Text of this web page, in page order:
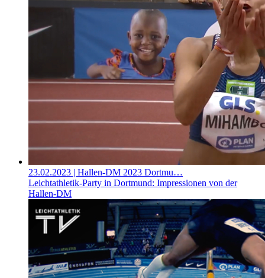
23.02.2023 | Hallen-DM 2023 Dortmu…
Leichtathletik-Party in Dortmund: Impressionen von der
Hallen-DM